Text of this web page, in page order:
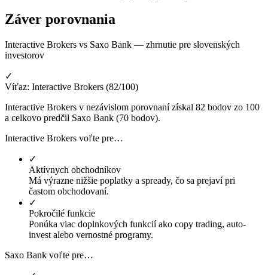
Záver porovnania
Interactive Brokers vs Saxo Bank — zhrnutie pre slovenských
investorov
✓
Víťaz: Interactive Brokers (82/100)
Interactive Brokers v nezávislom porovnaní získal 82 bodov zo 100
a celkovo predčil Saxo Bank (70 bodov).
Interactive Brokers voľte pre…
✓
Aktívnych obchodníkov
Má výrazne nižšie poplatky a spready, čo sa prejaví pri
častom obchodovaní.
✓
Pokročilé funkcie
Ponúka viac doplnkových funkcií ako copy trading, auto-
invest alebo vernostné programy.
Saxo Bank voľte pre…